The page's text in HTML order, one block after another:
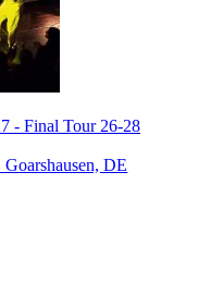
- Final Tour 26-28
Goarshausen, DE